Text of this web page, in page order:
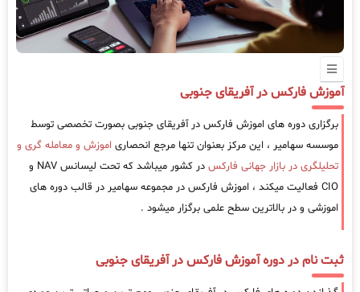
آموزش فارکس در آفریقای جنوبی
برگزاری دوره های اموزش فارکس در آفریقای جنوبی بصورت تخصصی توسط
موسسه سهامیر ، این مرکز بعنوان تنها مرجع انحصاری اموزش و معامله گری و
تحلیلگری در بازار جهانی فارکس
در کشور میباشد که تحت لیسانس NAV و
CIO فعالیت میکند ، اموزش فارکس در مجموعه سهامیر در قالب دوره های
اموزشی و در بالاترین سطح علمی برگزار میشود .
ثبت نام در دوره آموزش فارکس در آفریقای جنوبی